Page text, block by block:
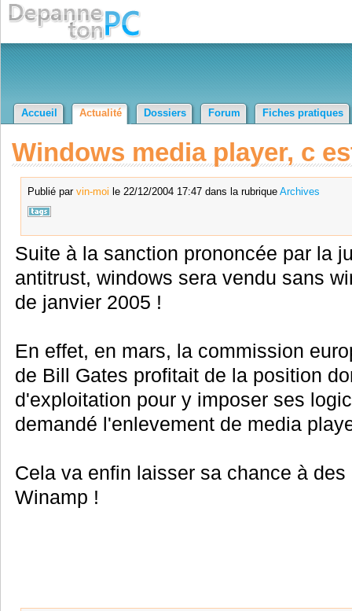
Accueil Actualité Dossiers Forum Fiches pratiques
Windows media player, c
Publié par vin-moi le 22/12/2004 17:47 dans la rubrique Archives
Suite à la sanction prononcée par la
antitrust, windows sera vendu sans
de janvier 2005 !
En effet, en mars, la commission
de Bill Gates profitait de la position
d'exploitation pour y imposer ses
demandé l'enlevement de media
Cela va enfin laisser sa chance à
Winamp !